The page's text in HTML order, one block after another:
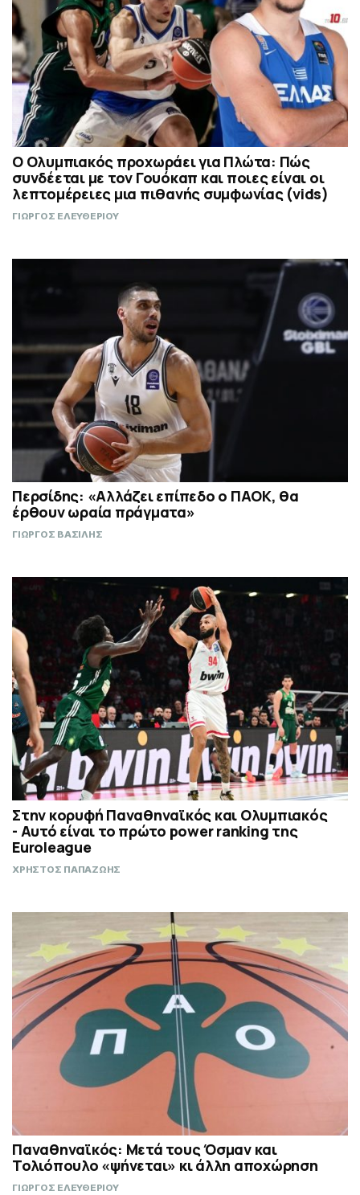
Ο Ολυμπιακός προχωράει για Πλώτα: Πώς
συνδέεται με τον Γουόκαπ και ποιες είναι οι
λεπτομέρειες μια πιθανής συμφωνίας (vids)
ΓΙΩΡΓΟΣ ΕΛΕΥΘΕΡΙΟΥ
Περσίδης: «Αλλάζει επίπεδο ο ΠΑΟΚ, θα
έρθουν ωραία πράγματα»
ΓΙΩΡΓΟΣ ΒΑΣΙΛΗΣ
Στην κορυφή Παναθηναϊκός και Ολυμπιακός
- Αυτό είναι το πρώτο power ranking της
Euroleague
ΧΡΗΣΤΟΣ ΠΑΠΑΖΩΗΣ
Παναθηναϊκός: Μετά τους Όσμαν και
Τολιόπουλο «ψήνεται» κι άλλη αποχώρηση
ΓΙΩΡΓΟΣ ΕΛΕΥΘΕΡΙΟΥ